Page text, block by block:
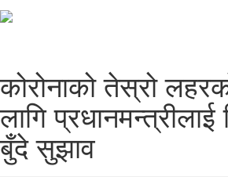
कोरोनाको तेस्रो
लागि प्रधानमन्त्रीलाई
बुँदे सुझाव